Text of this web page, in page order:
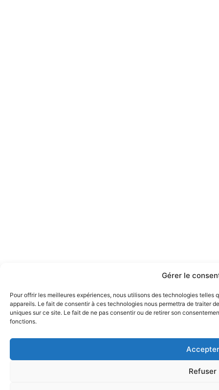
Gérer le
Pour offrir les meilleures expériences, nous utilisons des technologies
appareils. Le fait de consentir à ces technologies nous permettra de traiter
uniques sur ce site. Le fait de ne pas consentir ou de retirer son
fonctions.
Accepter
Refuser